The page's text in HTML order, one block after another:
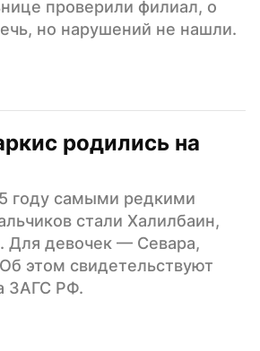
проверили филиал, о
но нарушений не нашли.
родились на
году самыми редкими
стали Халилбаин,
Для девочек — Севара,
этом свидетельствуют
ЗАГС РФ.